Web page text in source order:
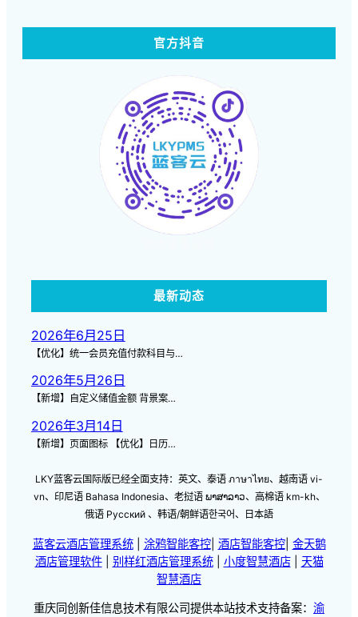
官方抖音
最新动态
2026年6月25日
【优化】统一会员充值付款科目与…
2026年5月26日
【新增】自定义储值金额 背景案…
2026年3月14日
【新增】页面图标 【优化】日历…
LKY蓝客云国际版已经全面支持：英文、泰语 ภาษาไทย、越南语 vi-
vn、印尼语 Bahasa Indonesia、老挝语 ພາສາລາວ、高棉语 km-kh、
俄语 Русский 、韩语/朝鲜语한국어、日本語
蓝客云酒店管理系统| 涂鸦智能客控| 酒店智能客控| 金天鹅
酒店管理软件| 别样红酒店管理系统| 小度智慧酒店| 天猫
智慧酒店
重庆同创新佳信息技术有限公司提供本站技术支持备案： 渝